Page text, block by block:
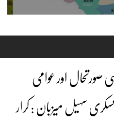
صورتحال اور عوامی
سہیل میزبان : کرار